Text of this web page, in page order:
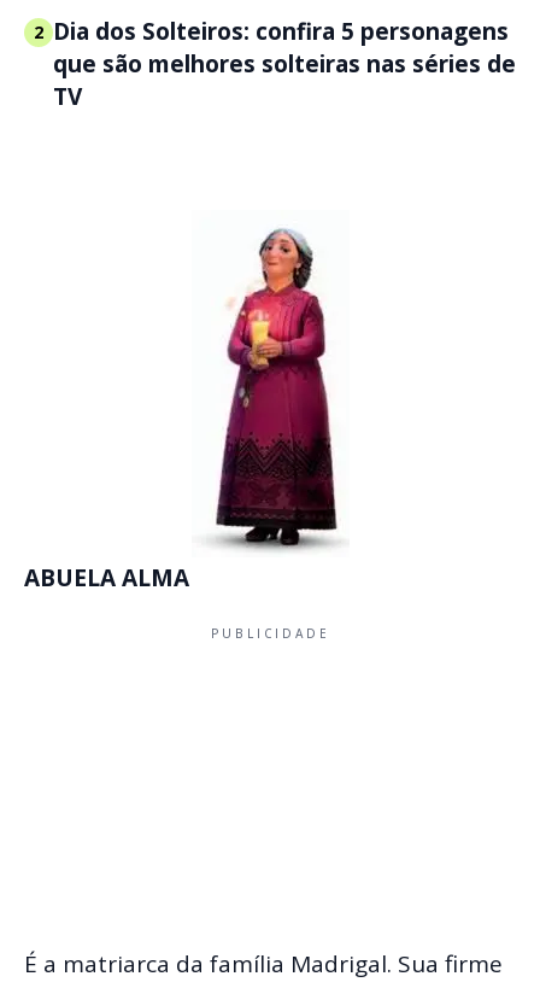
2 Dia dos Solteiros: confira 5 personagens
que são melhores solteiras nas séries de
TV
ABUELA ALMA
PUBLICIDADE
É a matriarca da família Madrigal. Sua firme